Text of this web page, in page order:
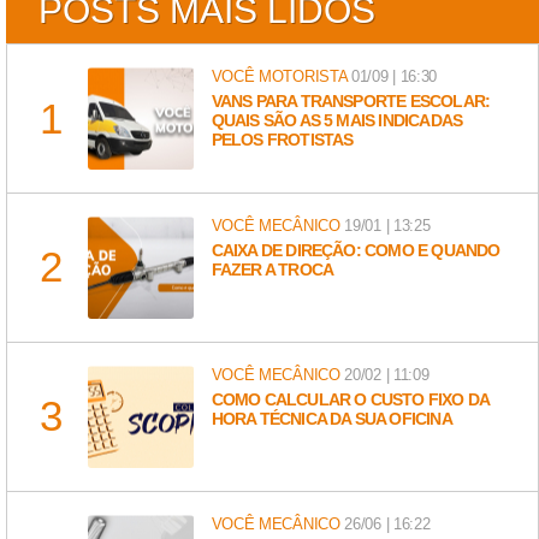
POSTS MAIS LIDOS
VOCÊ MOTORISTA01/09 | 16:30
VANS PARA TRANSPORTE ESCOLAR:
QUAIS SÃO AS 5 MAIS INDICADAS
PELOS FROTISTAS
VOCÊ MECÂNICO 19/01 | 13:25
CAIXA DE DIREÇÃO: COMO E QUANDO
FAZER A TROCA
VOCÊ MECÂNICO20/02 | 11:09
COMO CALCULAR O CUSTO FIXO DA
HORA TÉCNICA DA SUA OFICINA
VOCÊ MECÂNICO26/06 | 16:22